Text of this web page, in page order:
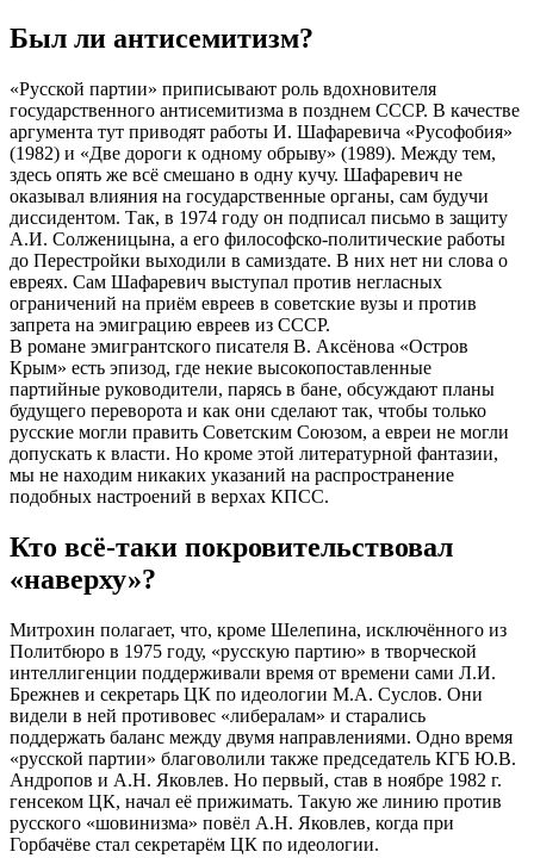
Был ли антисемитизм?
«Русской партии» приписывают роль вдохновителя
государственного антисемитизма в позднем СССР. В качестве
аргумента тут приводят работы И. Шафаревича «Русофобия»
(1982) и «Две дороги к одному обрыву» (1989). Между тем,
здесь опять же всё смешано в одну кучу. Шафаревич не
оказывал влияния на государственные органы, сам будучи
диссидентом. Так, в 1974 году он подписал письмо в защиту
А.И. Солженицына, а его философско-политические работы
до Перестройки выходили в самиздате. В них нет ни слова о
евреях. Сам Шафаревич выступал против негласных
ограничений на приём евреев в советские вузы и против
запрета на эмиграцию евреев из СССР.
В романе эмигрантского писателя В. Аксёнова «Остров
Крым» есть эпизод, где некие высокопоставленные
партийные руководители, парясь в бане, обсуждают планы
будущего переворота и как они сделают так, чтобы только
русские могли править Советским Союзом, а евреи не могли
допускать к власти. Но кроме этой литературной фантазии,
мы не находим никаких указаний на распространение
подобных настроений в верхах КПСС.
Кто всё-таки покровительствовал
«наверху»?
Митрохин полагает, что, кроме Шелепина, исключённого из
Политбюро в 1975 году, «русскую партию» в творческой
интеллигенции поддерживали время от времени сами Л.И.
Брежнев и секретарь ЦК по идеологии М.А. Суслов. Они
видели в ней противовес «либералам» и старались
поддержать баланс между двумя направлениями. Одно время
«русской партии» благоволили также председатель КГБ Ю.В.
Андропов и А.Н. Яковлев. Но первый, став в ноябре 1982 г.
генсеком ЦК, начал её прижимать. Такую же линию против
русского «шовинизма» повёл А.Н. Яковлев, когда при
Горбачёве стал секретарём ЦК по идеологии.